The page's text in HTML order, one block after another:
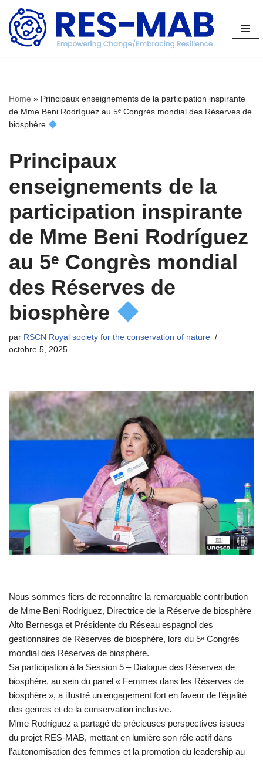
Aller
au
Home » Principaux enseignements de la participation inspirante
de Mme Beni Rodríguez au 5ᵉ Congrès mondial des Réserves de
biosphère
Principaux
enseignements de la
participation inspirante
de Mme Beni Rodríguez
au 5ᵉ Congrès mondial
des Réserves de
biosphère
par RSCN Royal society for the conservation of nature
octobre 5, 2025
Nous sommes fiers de reconnaître la remarquable contribution
de Mme Beni Rodríguez, Directrice de la Réserve de biosphère
Alto Bernesga et Présidente du Réseau espagnol des
gestionnaires de Réserves de biosphère, lors du 5ᵉ Congrès
mondial des Réserves de biosphère.
Sa participation à la Session 5 – Dialogue des Réserves de
biosphère, au sein du panel « Femmes dans les Réserves de
biosphère », a illustré un engagement fort en faveur de l’égalité
des genres et de la conservation inclusive.
Mme Rodríguez a partagé de précieuses perspectives issues
du projet RES-MAB, mettant en lumière son rôle actif dans
l’autonomisation des femmes et la promotion du leadership au